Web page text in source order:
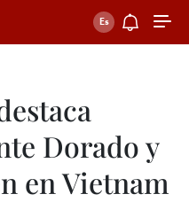
Dorado y
en Vietnam